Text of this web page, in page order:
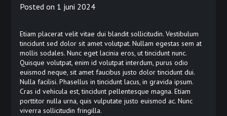
Posted on 1 juni 2024
Etiam placerat velit vitae dui blandit sollicitudin. Vestibulum
tincidunt sed dolor sit amet volutpat. Nullam egestas sem at
mollis sodales. Nunc eget lacinia eros, ut tincidunt nunc.
Quisque volutpat, enim id volutpat interdum, purus odio
euismod neque, sit amet faucibus justo dolor tincidunt dui.
Nulla facilisi. Phasellus in tincidunt lacus, in gravida ipsum.
Cras id vehicula est, tincidunt pellentesque magna. Etiam
porttitor nulla urna, quis vulputate justo euismod ac. Nunc
viverra sollicitudin fringilla.